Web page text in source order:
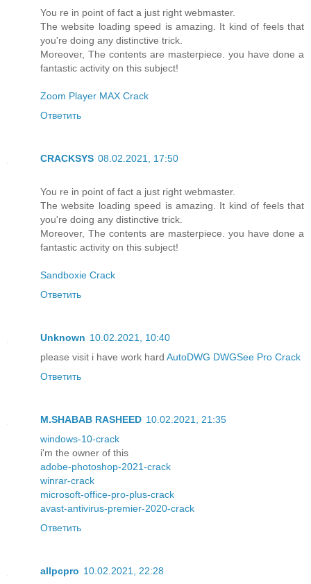
You re in point of fact a just right webmaster.
The website loading speed is amazing. It kind of feels that
you're doing any distinctive trick.
Moreover, The contents are masterpiece. you have done a
fantastic activity on this subject!
Zoom Player MAX Crack
Ответить
CRACKSYS 08.02.2021, 17:50
You re in point of fact a just right webmaster.
The website loading speed is amazing. It kind of feels that
you're doing any distinctive trick.
Moreover, The contents are masterpiece. you have done a
fantastic activity on this subject!
Sandboxie Crack
Ответить
Unknown 10.02.2021, 10:40
please visit i have work hard AutoDWG DWGSee Pro Crack
Ответить
M.SHABAB RASHEED 10.02.2021, 21:35
windows-10-crack
i'm the owner of this
adobe-photoshop-2021-crack
winrar-crack
microsoft-office-pro-plus-crack
avast-antivirus-premier-2020-crack
Ответить
allpcpro 10.02.2021, 22:28